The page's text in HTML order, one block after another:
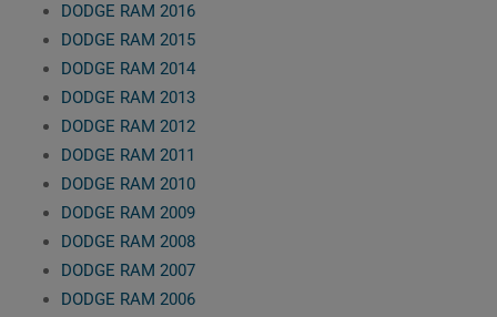
DODGE RAM 2016
DODGE RAM 2015
DODGE RAM 2014
DODGE RAM 2013
DODGE RAM 2012
DODGE RAM 2011
DODGE RAM 2010
DODGE RAM 2009
DODGE RAM 2008
DODGE RAM 2007
DODGE RAM 2006